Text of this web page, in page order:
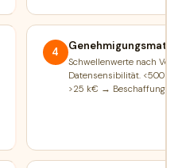
4
Schwellenwerte nach
Datensensibilität. <500 €
>25 k€ →